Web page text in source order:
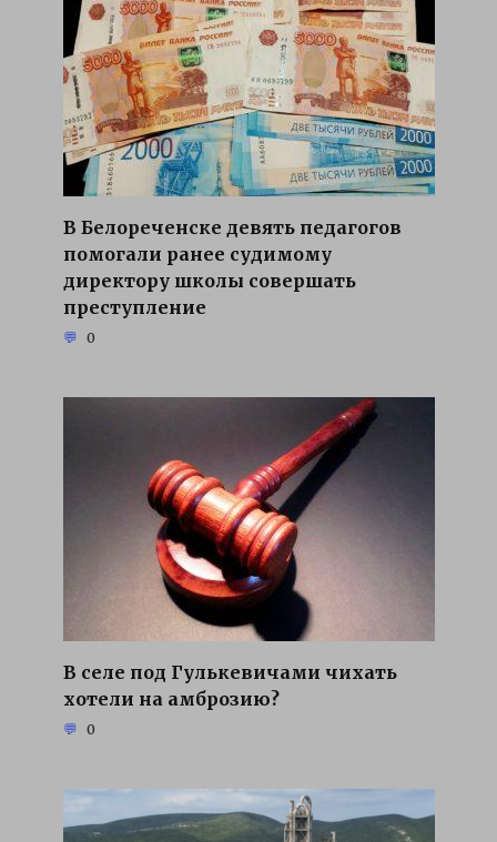
В Белореченске девять педагогов
помогали ранее судимому
директору школы совершать
преступление
0
В селе под Гулькевичами чихать
хотели на амброзию?
0